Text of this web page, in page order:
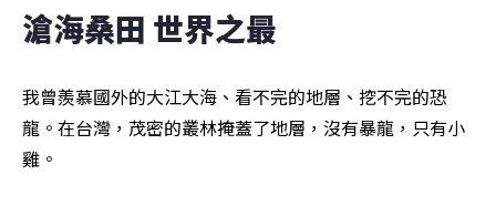
滄海桑田 世界之最
我曾羨慕國外的大江大海、看不完的地層、挖不完的恐
龍。在台灣，茂密的叢林掩蓋了地層，沒有暴龍，只有小
雞。